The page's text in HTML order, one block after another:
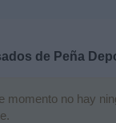
de Peña
momento no hay